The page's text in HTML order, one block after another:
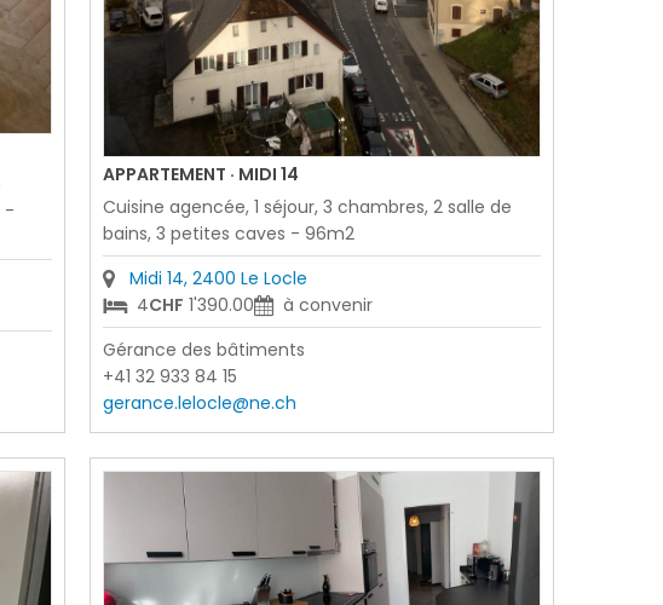
-
APPARTEMENT · MIDI 14
Cuisine agencée, 1 séjour, 3 chambres, 2 salle de
bains, 3 petites caves - 96m2
Midi 14, 2400 Le Locle
4CHF 1'390.00
à convenir
Gérance des bâtiments
+41 32 933 84 15
gerance.lelocle@ne.ch